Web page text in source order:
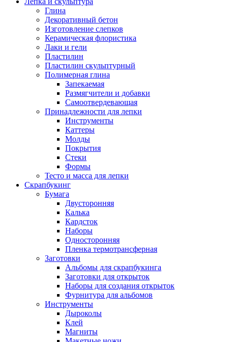
Глина
Декоративный бетон
Изготовление слепков
Керамическая флористика
Лаки и гели
Пластилин
Пластилин скульптурный
Полимерная глина
Запекаемая
Размягчители и добавки
Самоотвердевающая
Принадлежности для лепки
Инструменты
Каттеры
Молды
Покрытия
Стеки
Формы
Тесто и масса для лепки
Скрапбукинг
Бумага
Двусторонняя
Калька
Кардсток
Наборы
Односторонняя
Пленка термотрансферная
Заготовки
Альбомы для скрапбукинга
Заготовки для открыток
Наборы для создания открыток
Фурнитура для альбомов
Инструменты
Дыроколы
Клей
Магниты